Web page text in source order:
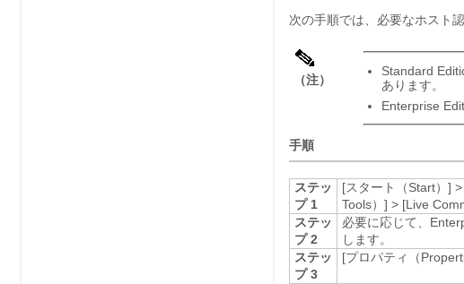
次の手順では、必要なホスト
（注）
Standard
あります。
Enterprise
手順
ステッ
プ 1
[スタート（Start）] >
Tools）] > [Live
ステッ
プ 2
必要に応じて、
します。
ステッ
プ 3
[プロパティ（